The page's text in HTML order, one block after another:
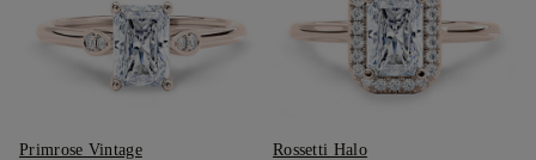
Primrose Vintage Rossetti Halo